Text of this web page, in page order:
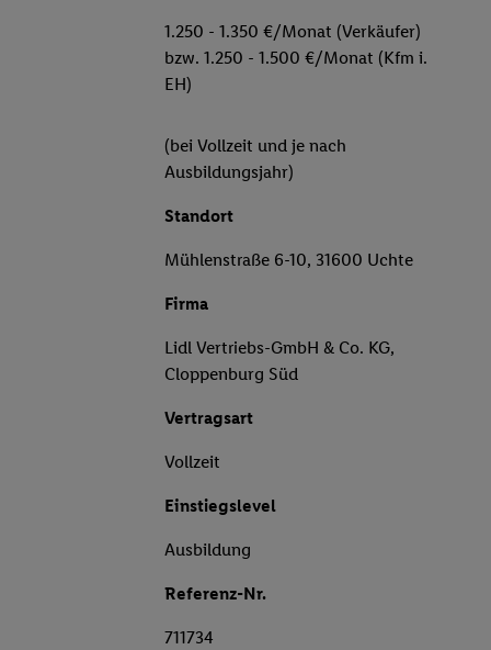
1.250 - 1.350 €/Monat (Verkäufer)
bzw. 1.250 - 1.500 €/Monat (Kfm i.
EH)
(bei Vollzeit und je nach
Ausbildungsjahr)
Standort
Mühlenstraße 6-10, 31600 Uchte
Firma
Lidl Vertriebs-GmbH & Co. KG,
Cloppenburg Süd
Vertragsart
Vollzeit
Einstiegslevel
Ausbildung
Referenz-Nr.
711734